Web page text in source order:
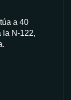
a 40
la N-122,